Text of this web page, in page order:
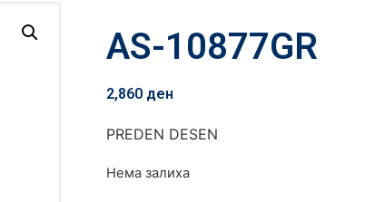
AS-10877GR
2,860 ден
PREDEN DESEN
Нема залиха